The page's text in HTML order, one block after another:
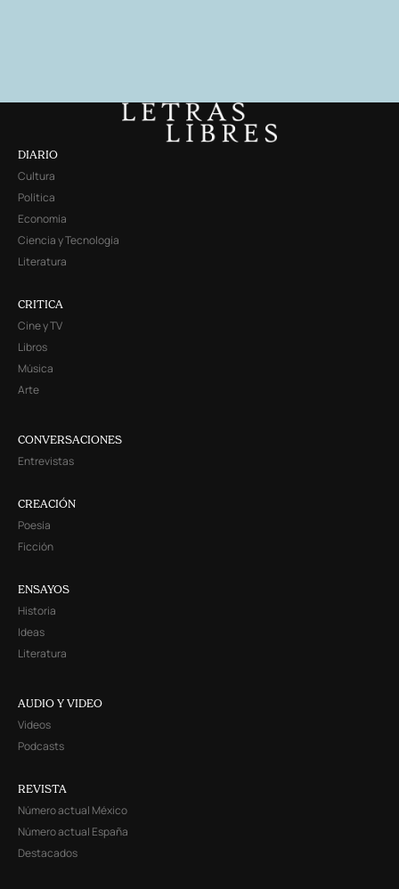
DIARIO
Cultura
Política
Economía
Ciencia y Tecnología
Literatura
CRITICA
Cine y TV
Libros
Música
Arte
CONVERSACIONES
Entrevistas
CREACIÓN
Poesía
Ficción
ENSAYOS
Historia
Ideas
Literatura
AUDIO Y VIDEO
Videos
Podcasts
REVISTA
Número actual México
Número actual España
Destacados